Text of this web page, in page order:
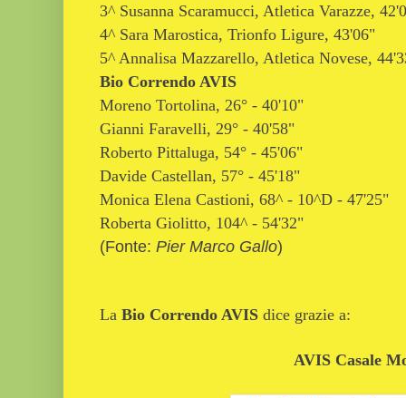
3^ Susanna Scaramucci, Atletica Varazze,
4^ Sara Marostica, Trionfo Ligure, 43'06"
5^ Annalisa Mazzarello, Atletica Novese,
Bio Correndo AVIS
Moreno Tortolina, 26° - 40'10"
Gianni Faravelli, 29° - 40'58"
Roberto Pittaluga, 54° - 45'06"
Davide Castellan, 57° - 45'18"
Monica Elena Castioni, 68^ - 10^D - 47'25"
Roberta Giolitto, 104^ - 54'32"
(Fonte: Pier Marco Gallo)
La Bio Correndo AVIS dice grazie a:
AVIS Casale